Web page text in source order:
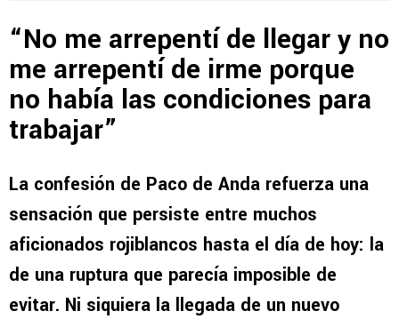
“No me arrepentí de llegar y no
me arrepentí de irme porque
no había las condiciones para
trabajar”
La confesión de Paco de Anda refuerza una
sensación que persiste entre muchos
aficionados rojiblancos hasta el día de hoy: la
de una ruptura que parecía imposible de
evitar. Ni siquiera la llegada de un nuevo